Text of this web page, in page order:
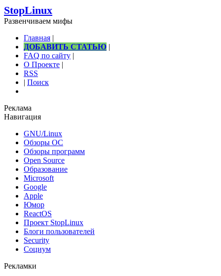
StopLinux
Развенчиваем мифы
Главная |
ДОБАВИТЬ СТАТЬЮ |
FAQ по сайту |
О Проекте |
RSS
| Поиск
Реклама
Навигация
GNU/Linux
Обзоры ОС
Обзоры программ
Open Source
Образование
Microsoft
Google
Apple
Юмор
ReactOS
Проект StopLinux
Блоги пользователей
Security
Социум
Рекламки